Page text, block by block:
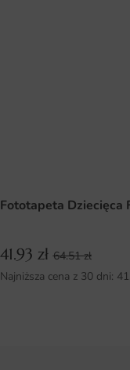
Fototapeta
41.93 zł 64.51zł
Najniższa cena z 30 dni: